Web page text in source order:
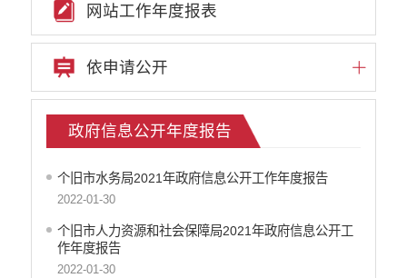
网站工作年度报表
依申请公开
政府信息公开年度报告
个旧市水务局2021年政府信息公开工作年度报告
2022-01-30
个旧市人力资源和社会保障局2021年政府信息公开工
作年度报告
2022-01-30